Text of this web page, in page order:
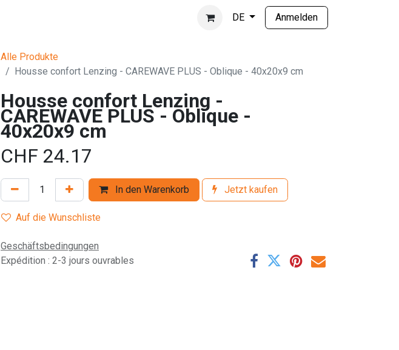
DE Anmelden
Alle Produkte
Housse confort Lenzing - CAREWAVE PLUS - Oblique - 40x20x9 cm
Housse confort Lenzing -
CAREWAVE PLUS - Oblique -
40x20x9 cm
CHF 24.17
In den Warenkorb Jetzt kaufen
Auf die Wunschliste
Geschäftsbedingungen
Expédition : 2-3 jours ouvrables